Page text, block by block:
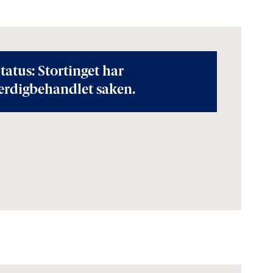
Stortinget har
saken.